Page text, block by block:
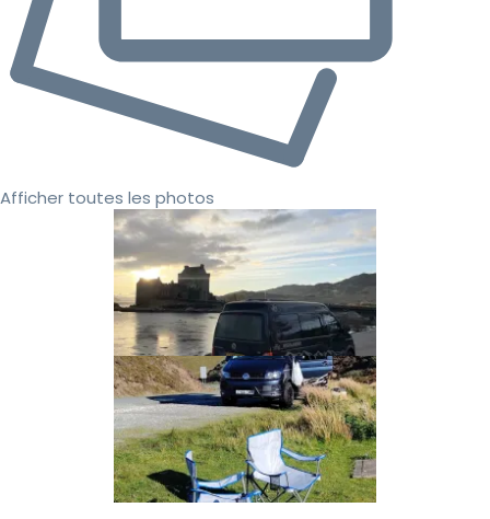
Afficher toutes les photos